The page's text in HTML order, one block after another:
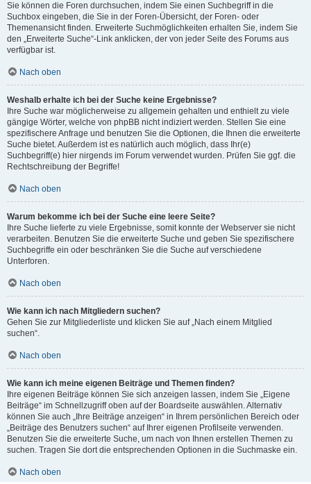
Sie können die Foren durchsuchen, indem Sie einen Suchbegriff in die
Suchbox eingeben, die Sie in der Foren-Übersicht, der Foren- oder
Themenansicht finden. Erweiterte Suchmöglichkeiten erhalten Sie, indem Sie
den „Erweiterte Suche“-Link anklicken, der von jeder Seite des Forums aus
verfügbar ist.
Nach oben
Weshalb erhalte ich bei der Suche keine Ergebnisse?
Ihre Suche war möglicherweise zu allgemein gehalten und enthielt zu viele
gängige Wörter, welche von phpBB nicht indiziert werden. Stellen Sie eine
spezifischere Anfrage und benutzen Sie die Optionen, die Ihnen die erweiterte
Suche bietet. Außerdem ist es natürlich auch möglich, dass Ihr(e)
Suchbegriff(e) hier nirgends im Forum verwendet wurden. Prüfen Sie ggf. die
Rechtschreibung der Begriffe!
Nach oben
Warum bekomme ich bei der Suche eine leere Seite?
Ihre Suche lieferte zu viele Ergebnisse, somit konnte der Webserver sie nicht
verarbeiten. Benutzen Sie die erweiterte Suche und geben Sie spezifischere
Suchbegriffe ein oder beschränken Sie die Suche auf verschiedene
Unterforen.
Nach oben
Wie kann ich nach Mitgliedern suchen?
Gehen Sie zur Mitgliederliste und klicken Sie auf „Nach einem Mitglied
suchen“.
Nach oben
Wie kann ich meine eigenen Beiträge und Themen finden?
Ihre eigenen Beiträge können Sie sich anzeigen lassen, indem Sie „Eigene
Beiträge“ im Schnellzugriff oben auf der Boardseite auswählen. Alternativ
können Sie auch „Ihre Beiträge anzeigen“ in Ihrem persönlichen Bereich oder
„Beiträge des Benutzers suchen“ auf Ihrer eigenen Profilseite verwenden.
Benutzen Sie die erweiterte Suche, um nach von Ihnen erstellen Themen zu
suchen. Tragen Sie dort die entsprechenden Optionen in die Suchmaske ein.
Nach oben